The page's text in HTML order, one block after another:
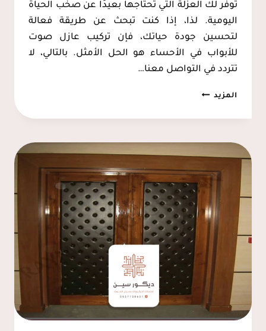
توفر لك العزلة التي تحتاجها بعيدًا عن صخب الحياة
اليومية. لذا، إذا كنت تبحث عن طريقة فعالة
لتحسين جودة حياتك، فإن تركيب عازل صوت
للأبواب في الأحساء هو الحل الأمثل. بالتالي، لا
تتردد في التواصل معنا…
المزيدتركيب
للابواب
الاحساء
ت:
0537128631
–
عازل
الصوت
للابواب